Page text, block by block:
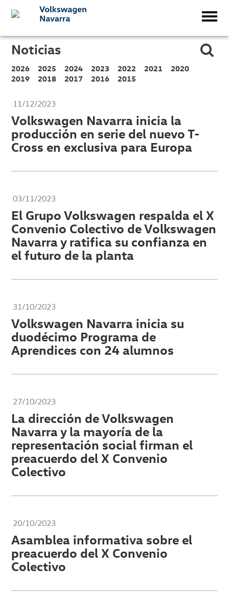
Noticias
2026 2025 2024 2023 2022 2021
2020
2019
2018 2017 2016 2015
11/12/2023
Volkswagen Navarra inicia la
producción en serie del nuevo T-
Cross en exclusiva para Europa
03/11/2023
El Grupo Volkswagen respalda el X
Convenio Colectivo de Volkswagen
Navarra y ratifica su confianza en
el futuro de la planta
31/10/2023
Volkswagen Navarra inicia su
duodécimo Programa de
Aprendices con 24 alumnos
27/10/2023
La dirección de Volkswagen
Navarra y la mayoría de la
representación social firman el
preacuerdo del X Convenio
Colectivo
20/10/2023
Asamblea informativa sobre el
preacuerdo del X Convenio
Colectivo